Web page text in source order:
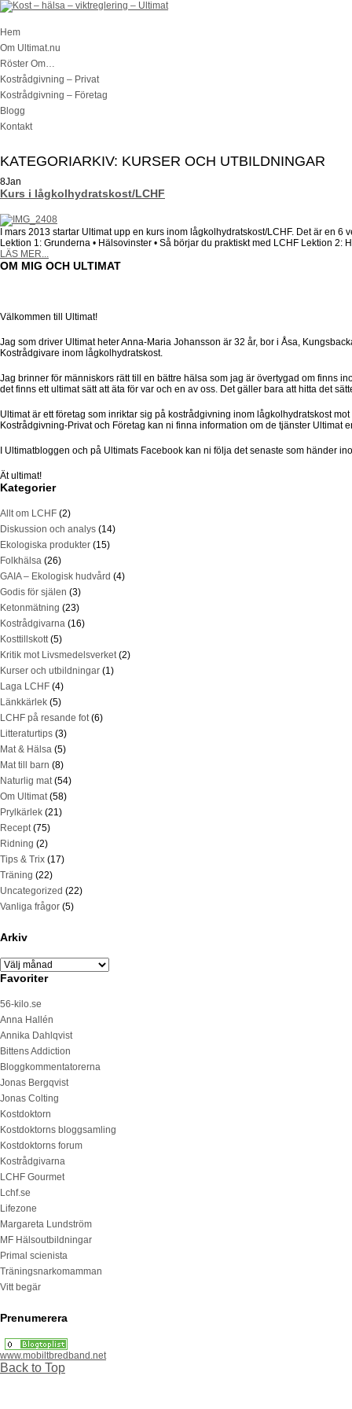
Hem
Om Ultimat.nu
Röster Om…
Kostrådgivning – Privat
Kostrådgivning – Företag
Blogg
Kontakt
KATEGORIARKIV: KURSER OCH UTBILDNINGAR
8Jan
Kurs i lågkolhydratskost/LCHF
I mars 2013 startar Ultimat upp en kurs inom lågkolhydratskost/LCHF. Det är en
Lektion 1: Grunderna • Hälsovinster • Så börjar du praktiskt med LCHF Lektion 2:
LÄS MER...
OM MIG OCH ULTIMAT
Välkommen till Ultimat!
Jag som driver Ultimat heter Anna-Maria Johansson är 32 år, bor i Åsa,
Kostrådgivare inom lågkolhydratskost.
Jag brinner för människors rätt till en bättre hälsa som jag är övertygad om finns
det finns ett ultimat sätt att äta för var och en av oss. Det gäller bara att hitta det
Ultimat är ett företag som inriktar sig på kostrådgivning inom lågkolhydratskost
Kostrådgivning-Privat och Företag kan ni finna information om de tjänster Ultimat
I Ultimatbloggen och på Ultimats Facebook kan ni följa det senaste som händer
Ät ultimat!
Kategorier
Allt om LCHF (2)
Diskussion och analys (14)
Ekologiska produkter (15)
Folkhälsa (26)
GAIA – Ekologisk hudvård (4)
Godis för själen (3)
Ketonmätning (23)
Kostrådgivarna (16)
Kosttillskott(5)
Kritik mot Livsmedelsverket(2)
Kurser och utbildningar (1)
Laga LCHF (4)
Länkkärlek (5)
LCHF på resande fot(6)
Litteraturtips (3)
Mat & Hälsa (5)
Mat till barn (8)
Naturlig mat(54)
Om Ultimat(58)
Prylkärlek (21)
Recept(75)
Ridning (2)
Tips & Trix (17)
Träning (22)
Uncategorized (22)
Vanliga frågor (5)
Arkiv
Favoriter
56-kilo.se
Anna Hallén
Annika Dahlqvist
Bittens Addiction
Bloggkommentatorerna
Jonas Bergqvist
Jonas Colting
Kostdoktorn
Kostdoktorns bloggsamling
Kostdoktorns forum
Kostrådgivarna
LCHF Gourmet
Lchf.se
Lifezone
Margareta Lundström
MF Hälsoutbildningar
Primal scienista
Träningsnarkomamman
Vitt begär
Prenumerera
www.mobiltbredband.net
Back to Top